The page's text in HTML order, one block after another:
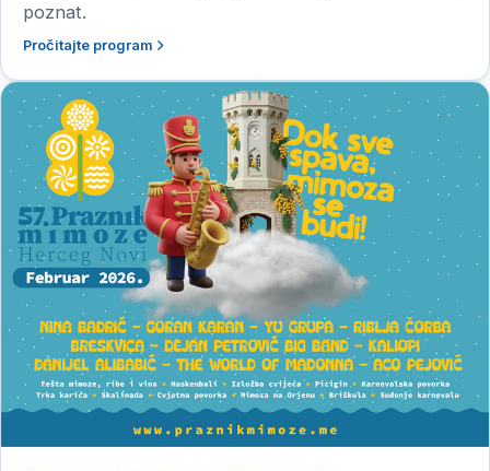
poznat.
Pročitajte program